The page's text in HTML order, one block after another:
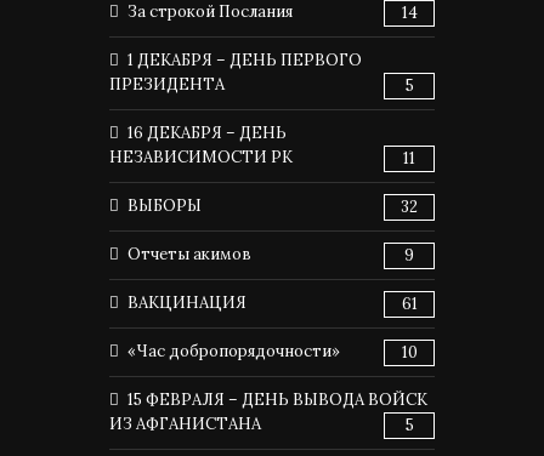
За строкой Послания 14
1 ДЕКАБРЯ – ДЕНЬ ПЕРВОГО
ПРЕЗИДЕНТА
5
16 ДЕКАБРЯ – ДЕНЬ
НЕЗАВИСИМОСТИ РК
11
ВЫБОРЫ 32
Отчеты акимов 9
ВАКЦИНАЦИЯ 61
«Час добропорядочности» 10
15 ФЕВРАЛЯ – ДЕНЬ ВЫВОДА ВОЙСК
ИЗ АФГАНИСТАНА
5